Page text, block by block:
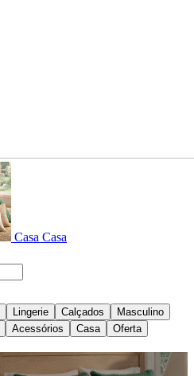
Casa Casa
Lingerie Calçados
Masculino
Acessórios Casa Oferta